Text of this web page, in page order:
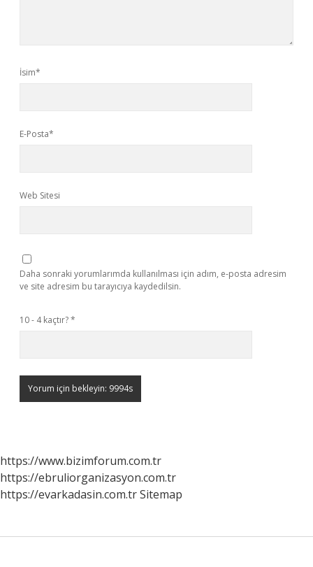
İsim*
E-Posta*
Web Sitesi
Daha sonraki yorumlarımda kullanılması için adım, e-posta adresim
ve site adresim bu tarayıcıya kaydedilsin.
10 - 4 kaçtır?*
https://www.bizimforum.com.tr
https://ebruliorganizasyon.com.tr
https://evarkadasin.com.trSitemap